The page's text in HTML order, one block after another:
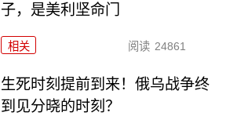
子，是美利坚命门
相关 阅读 24861
生死时刻提前到来！俄乌战争终
到见分晓的时刻？